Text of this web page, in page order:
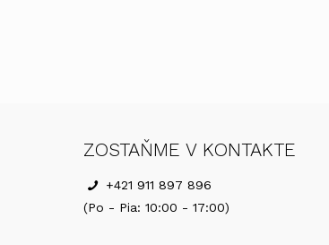
ZOSTAŇME V KONTAKTE
+421 911 897 896
(Po - Pia: 10:00 - 17:00)